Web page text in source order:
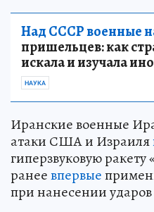
Над СССР военные
пришельцев: как
искала и изучала
НАУКА
Иранские военные
атаки США и Израиля
гиперзвуковую
ранеевпервые
при нанесении